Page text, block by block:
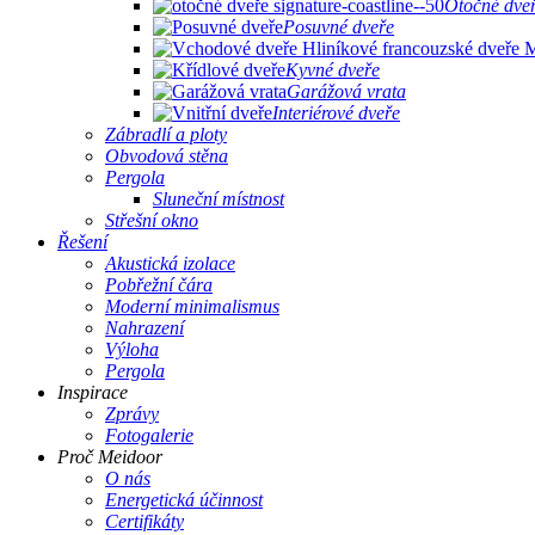
Otočné
Posuvné dveře
Kyvné dveře
Garážová vrata
Interiérové ​​dveře
Zábradlí a ploty
Obvodová stěna
Pergola
Sluneční místnost
Střešní okno
Řešení
Akustická izolace
Pobřežní čára
Moderní minimalismus
Nahrazení
Výloha
Pergola
Inspirace
Zprávy
Fotogalerie
Proč Meidoor
O nás
Energetická účinnost
Certifikáty